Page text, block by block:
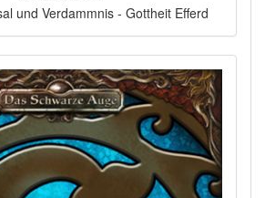
und Verdammnis - Gottheit Efferd